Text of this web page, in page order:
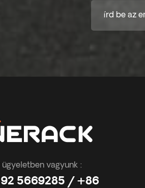
vagyunk :
5669285 / +86